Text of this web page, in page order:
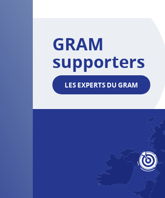
GRAM
supporters
LES EXPERTS DU GRAM